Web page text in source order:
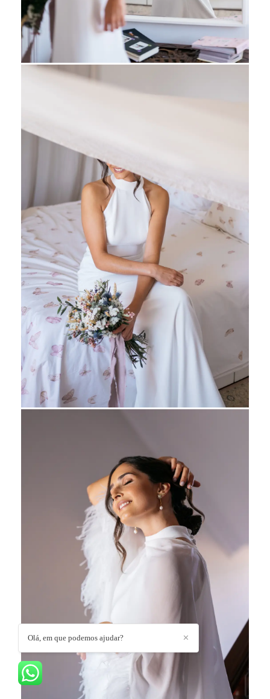
✕
Olá, em que podemos ajudar?